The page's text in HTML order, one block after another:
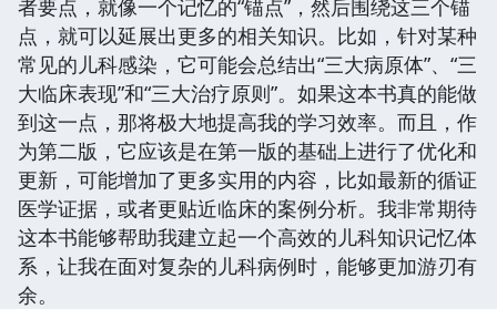
者要点，就像一个记忆的“锚点”，然后围绕这三个锚
点，就可以延展出更多的相关知识。比如，针对某种
常见的儿科感染，它可能会总结出“三大病原体”、“三
大临床表现”和“三大治疗原则”。如果这本书真的能做
到这一点，那将极大地提高我的学习效率。而且，作
为第二版，它应该是在第一版的基础上进行了优化和
更新，可能增加了更多实用的内容，比如最新的循证
医学证据，或者更贴近临床的案例分析。我非常期待
这本书能够帮助我建立起一个高效的儿科知识记忆体
系，让我在面对复杂的儿科病例时，能够更加游刃有
余。